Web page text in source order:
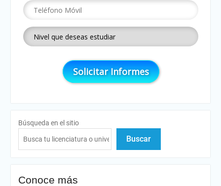
Búsqueda en el sitio
Buscar
Conoce más